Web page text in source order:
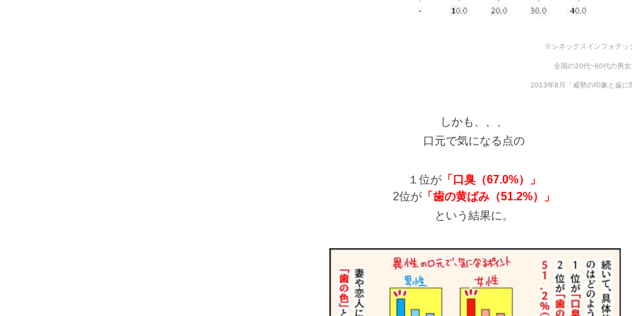
※シネックスインフォテッ
全国の20代~60代の男
2013年8月「威勢の印象と歯に
しかも、、、
口元で気になる点の
１位が「口臭（67.0%）」
2位が 「歯の黄ばみ（51.2%）」
という結果に。